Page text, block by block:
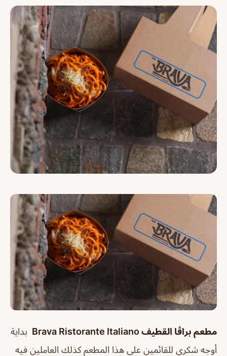
مطعم براڤا القطيف Brava Ristorante Italiano
بداية
أوجه شكري للقائمين على هذا المطعم كذلك العاملين فيه